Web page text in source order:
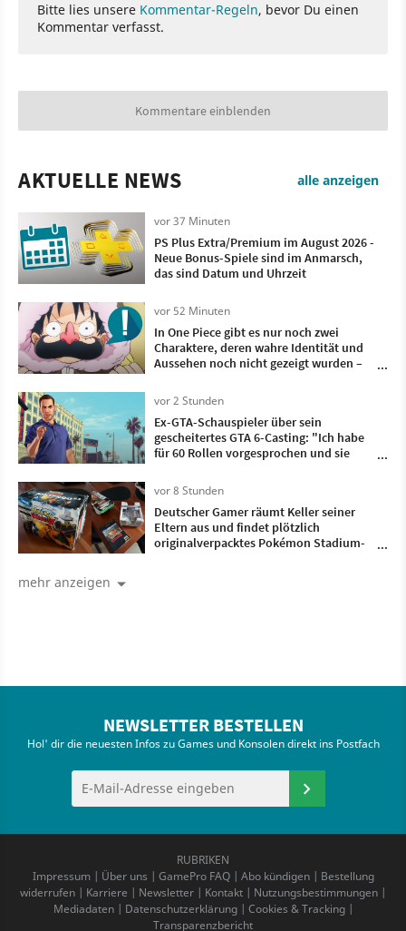
Bitte lies unsere Kommentar-Regeln, bevor Du einen
Kommentar verfasst.
Kommentare einblenden
AKTUELLE NEWS alle anzeigen
vor 37 Minuten
PS Plus Extra/Premium im August 2026 -
Neue Bonus-Spiele sind im Anmarsch,
das sind Datum und Uhrzeit
vor 52 Minuten
In One Piece gibt es nur noch zwei
Charaktere, deren wahre Identität und
Aussehen noch nicht gezeigt wurden –
Kapitel passieren
vor 2 Stunden
Ex-GTA-Schauspieler über sein
gescheitertes GTA 6-Casting: "Ich habe
für 60 Rollen vorgesprochen und sie
vor 8 Stunden
Deutscher Gamer räumt Keller seiner
Eltern aus und findet plötzlich
originalverpacktes Pokémon Stadium-
mehr anzeigen
NEWSLETTER BESTELLEN
Hol' dir die neuesten Infos zu Games und Konsolen direkt ins Postfach
RUBRIKEN
Impressum| Über uns GamePro FAQ| Abo kündigen| Bestellung
widerrufen
Karriere Newsletter Kontakt Nutzungsbestimmungen
Mediadaten| Datenschutzerklärung| Cookies & Tracking|
Transparenzbericht